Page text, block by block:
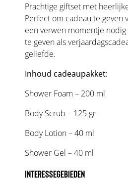
Prachtige giftset met
Perfect om cadeau te geven
een verwen momentje
te geven als
geliefde.
Inhoud cadeaupakket:
Shower Foam – 200 ml
Body Scrub – 125 gr
Body Lotion – 40 ml
Shower Gel – 40 ml
INTERESSEGEBIEDEN